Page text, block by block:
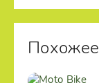
Похожее